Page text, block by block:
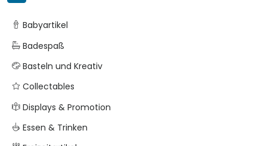
Babyartikel
Badespaß
Basteln und Kreativ
Collectables
Displays & Promotion
Essen & Trinken